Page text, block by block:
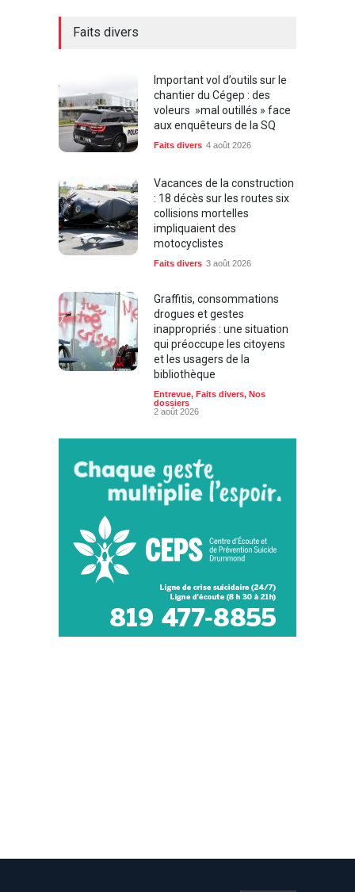
Faits divers
Important vol d’outils sur le
chantier du Cégep : des
voleurs »mal outillés » face
aux enquêteurs de la SQ
Faits divers 4 août 2026
Vacances de la construction
: 18 décès sur les routes six
collisions mortelles
impliquaient des
motocyclistes
Faits divers 3 août 2026
Graffitis, consommations
drogues et gestes
inappropriés : une situation
qui préoccupe les citoyens
et les usagers de la
bibliothèque
Entrevue, Faits divers, Nos
dossiers
2 août 2026